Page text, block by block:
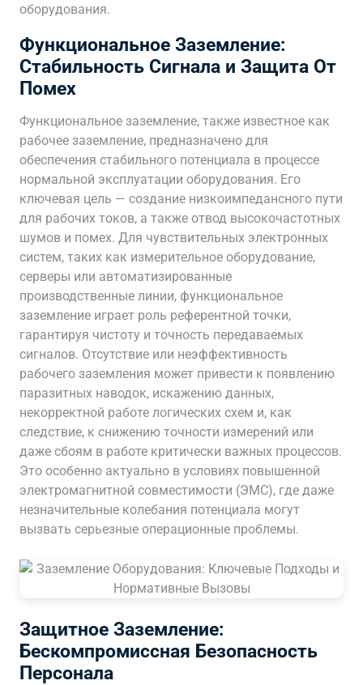
оборудования.
Функциональное Заземление:
Стабильность Сигнала и Защита От
Помех
Функциональное заземление, также известное как
рабочее заземление, предназначено для
обеспечения стабильного потенциала в процессе
нормальной эксплуатации оборудования. Его
ключевая цель — создание низкоимпедансного пути
для рабочих токов, а также отвод высокочастотных
шумов и помех. Для чувствительных электронных
систем, таких как измерительное оборудование,
серверы или автоматизированные
производственные линии, функциональное
заземление играет роль референтной точки,
гарантируя чистоту и точность передаваемых
сигналов. Отсутствие или неэффективность
рабочего заземления может привести к появлению
паразитных наводок, искажению данных,
некорректной работе логических схем и, как
следствие, к снижению точности измерений или
даже сбоям в работе критически важных процессов.
Это особенно актуально в условиях повышенной
электромагнитной совместимости (ЭМС), где даже
незначительные колебания потенциала могут
вызвать серьезные операционные проблемы.
Защитное Заземление:
Бескомпромиссная Безопасность
Персонала